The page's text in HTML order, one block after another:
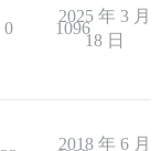
0 1096
2025 年 3 月
18 日
2018 年 6 月